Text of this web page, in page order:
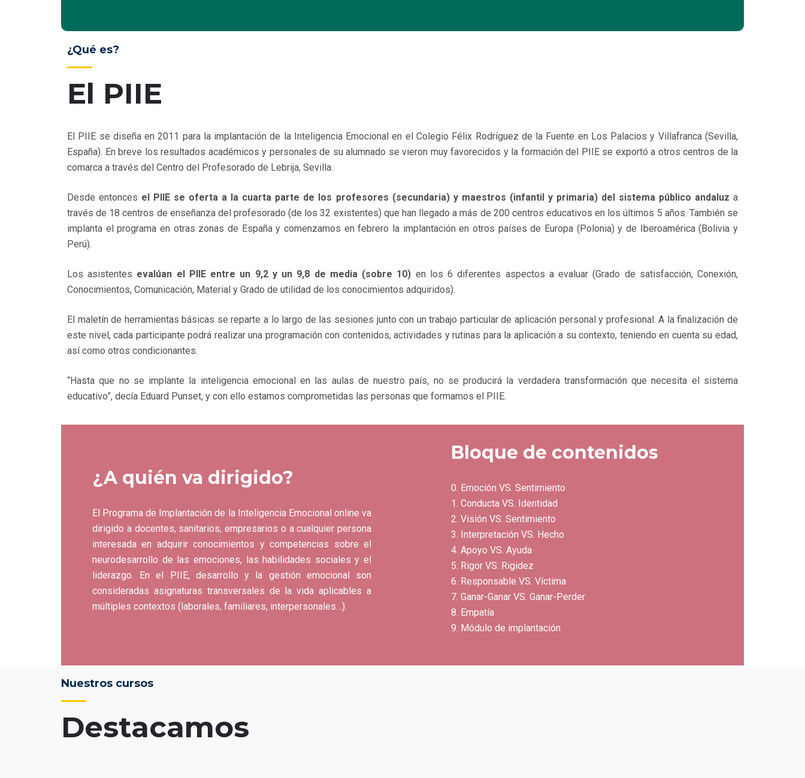
El PIIE
¿Qué es?
El PIIE se diseña en 2011 para la implantación de la Inteligencia Emocional en el Colegio Félix Rodríguez de la Fuente en Los Palacios y Villafranca (Sevilla,
España). En breve los resultados académicos y personales de su alumnado se vieron muy favorecidos y la formación del PIIE se exportó a otros centros de la
comarca a través del Centro del Profesorado de Lebrija, Sevilla.
Desde entonces el PIIE se oferta a la cuarta parte de los profesores (secundaria) y maestros (infantil y primaria) del sistema público andaluz a
través de 18 centros de enseñanza del profesorado (de los 32 existentes) que han llegado a más de 200 centros educativos en los últimos 5 años. También se
implanta el programa en otras zonas de España y comenzamos en febrero la implantación en otros países de Europa (Polonia) y de Iberoamérica (Bolivia y
Perú).
Los asistentes evalúan el PIIE entre un 9,2 y un 9,8 de media (sobre 10) en los 6 diferentes aspectos a evaluar (Grado de satisfacción, Conexión,
Conocimientos, Comunicación, Material y Grado de utilidad de los conocimientos adquiridos).
El maletín de herramientas básicas se reparte a lo largo de las sesiones junto con un trabajo particular de aplicación personal y profesional. A la finalización de
este nivel, cada participante podrá realizar una programación con contenidos, actividades y rutinas para la aplicación a su contexto, teniendo en cuenta su edad,
así como otros condicionantes.
“Hasta que no se implante la inteligencia emocional en las aulas de nuestro país, no se producirá la verdadera transformación que necesita el sistema
educativo”, decía Eduard Punset, y con ello estamos comprometidas las personas que formamos el PIIE.
¿A quién va dirigido?
El Programa de Implantación de la Inteligencia Emocional online va
dirigido a docentes, sanitarios, empresarios o a cualquier persona
interesada en adquirir conocimientos y competencias sobre el
neurodesarrollo de las emociones, las habilidades sociales y el
liderazgo. En el PIIE, desarrollo y la gestión emocional son
consideradas asignaturas transversales de la vida aplicables a
múltiples contextos (laborales, familiares, interpersonales…).
Bloque de contenidos
0. Emoción VS. Sentimiento
1. Conducta VS. Identidad
2. Visión VS. Sentimiento
3. Interpretación VS. Hecho
4. Apoyo VS. Ayuda
5. Rigor VS. Rigidez
6. Responsable VS. Víctima
7. Ganar-Ganar VS. Ganar-Perder
8. Empatía
9. Módulo de implantación
Destacamos
Nuestros cursos